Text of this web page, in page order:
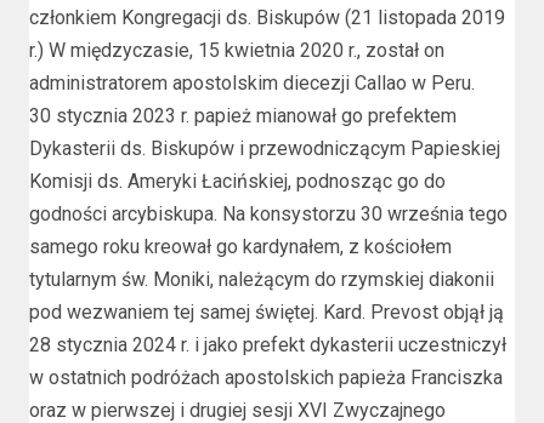
członkiem Kongregacji ds. Biskupów (21 listopada 2019
r.) W międzyczasie, 15 kwietnia 2020 r., został on
administratorem apostolskim diecezji Callao w Peru.
30 stycznia 2023 r. papież mianował go prefektem
Dykasterii ds. Biskupów i przewodniczącym Papieskiej
Komisji ds. Ameryki Łacińskiej, podnosząc go do
godności arcybiskupa. Na konsystorzu 30 września tego
samego roku kreował go kardynałem, z kościołem
tytularnym św. Moniki, należącym do rzymskiej diakonii
pod wezwaniem tej samej świętej. Kard. Prevost objął ją
28 stycznia 2024 r. i jako prefekt dykasterii uczestniczył
w ostatnich podróżach apostolskich papieża Franciszka
oraz w pierwszej i drugiej sesji XVI Zwyczajnego